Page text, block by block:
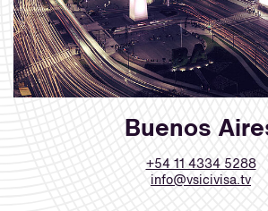
Buenos
+54 11 4334 5288
info@vsicivisa.tv